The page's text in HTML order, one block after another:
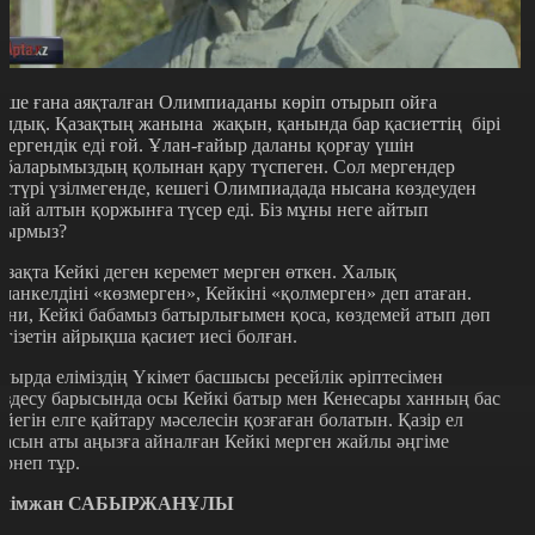
ғана аяқталған Олимпиаданы көріп отырып ойға
Қазақтың жанына жақын, қанында бар қасиеттің бірі
еді ғой. Ұлан-ғайыр даланы қорғау үшін
қолынан қару түспеген. Сол мергендер
үзілмегенде, кешегі Олимпиадада нысана көздеуден
алтын қоржынға түсер еді. Біз мұны неге айтып
Кейкі деген керемет мерген өткен. Халық
«көзмерген», Кейкіні «қолмерген» деп атаған.
Кейкі бабамыз батырлығымен қоса, көздемей атып дөп
айрықша қасиет иесі болған.
еліміздің Үкімет басшысы ресейлік әріптесімен
барысында осы Кейкі батыр мен Кенесары ханның бас
елге қайтару мәселесін қозғаған болатын. Қазір ел
аты аңызға айналған Кейкі мерген жайлы әңгіме
тұр.
САБЫРЖАНҰЛЫ